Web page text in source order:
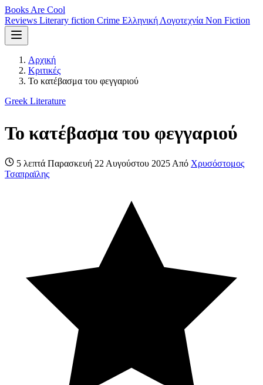
Books Are Cool
Reviews Literary fiction Crime Ελληνική Λογοτεχνία Non Fiction
Αρχική
Κριτικές
Το κατέβασμα του φεγγαριού
Greek Literature
Το κατέβασμα του φεγγαριού
5 λεπτά Παρασκευή 22 Αυγούστου 2025 Από Χρυσόστομος
Τσαπραϊλης